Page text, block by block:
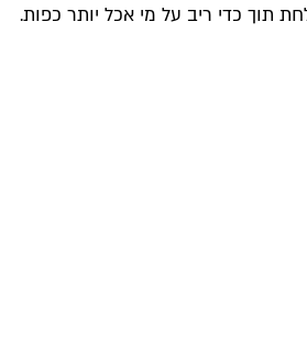
תוך כדי ריב על מי אכל יותר כפות.